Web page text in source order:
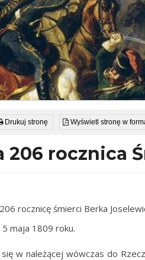
Drukuj stronę Wyświetl stronę w
206 rocznica
rocznicę śmierci Berka
maja 1809 roku.
się w należącej wówczas do